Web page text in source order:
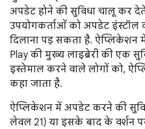
अपडेट होने की सुविधा चालू कर
उपयोगकर्ताओं को अपडेट इंस्टॉल
दिलाना पड़ सकता है. ऐप्लिकेशन
Play की मुख्य लाइब्रेरी की एक
इस्तेमाल करने वाले लोगों को,
कहा जाता है.
ऐप्लिकेशन में अपडेट करने की
लेवल 21) या इसके बाद के वर्शन